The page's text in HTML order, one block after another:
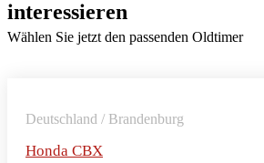
interessieren
Wählen Sie jetzt den passenden Oldtimer
Deutschland / Brandenburg
Honda CBX